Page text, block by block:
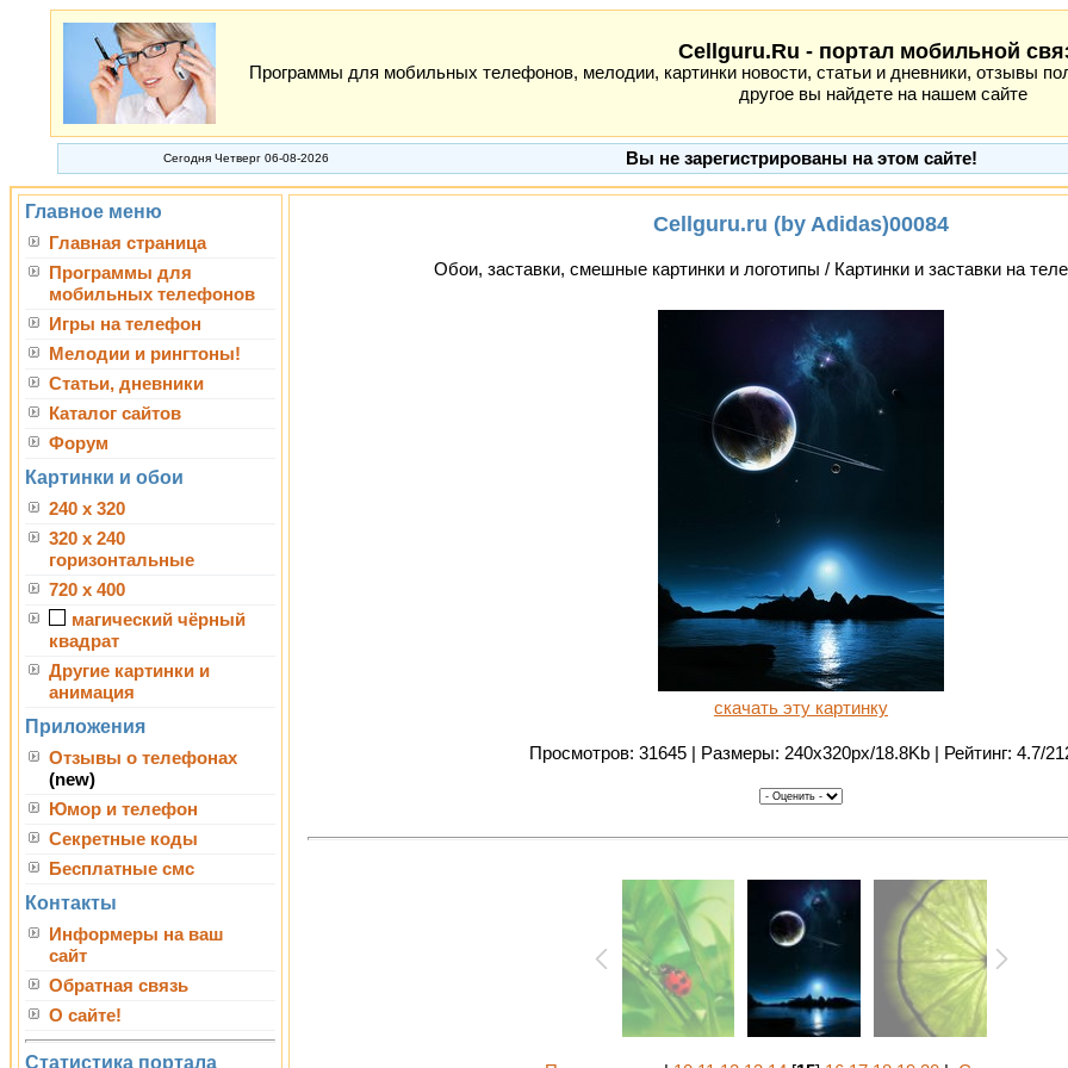
Cellguru.Ru - портал мобильной
Программы для мобильных телефонов, мелодии, картинки новости, статьи и дневники, отзывы
другое вы найдете на нашем сайте
Сегодня Четверг 06-08-2026 Вы не зарегистрированы на этом сайте!
Главное меню
Главная страница
Программы для
мобильных телефонов
Игры на телефон
Мелодии и рингтоны!
Статьи, дневники
Каталог сайтов
Форум
Картинки и обои
240 x 320
320 x 240
горизонтальные
720 x 400
магический чёрный
квадрат
Другие картинки и
анимация
Приложения
Отзывы о телефонах
(new)
Юмор и телефон
Секретные коды
Бесплатные смс
Контакты
Информеры на ваш
сайт
Обратная связь
О сайте!
Статистика портала
Cellguru.ru (by Adidas)00084
Обои, заставки, смешные картинки и логотипы / Картинки и заставки на
скачать эту картинку
Просмотров: 31645 | Размеры: 240x320px/18.8Kb | Рейтинг: 4.7/